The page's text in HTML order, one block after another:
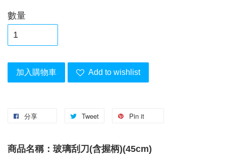
數量
加入購物車 Add to wishlist
分享 Tweet Pin it
商品名稱：玻璃刮刀(含握柄)(45cm)